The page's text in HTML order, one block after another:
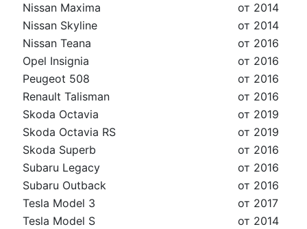
Nissan Maxima
от 2014
Nissan Skyline
от 2014
Nissan Teana
от 2016
Opel Insignia
от 2016
Peugeot 508
от 2016
Renault Talisman
от 2016
Skoda Octavia
от 2019
Skoda Octavia RS
от 2019
Skoda Superb
от 2016
Subaru Legacy
от 2016
Subaru Outback
от 2016
Tesla Model 3
от 2017
Tesla Model S
от 2014